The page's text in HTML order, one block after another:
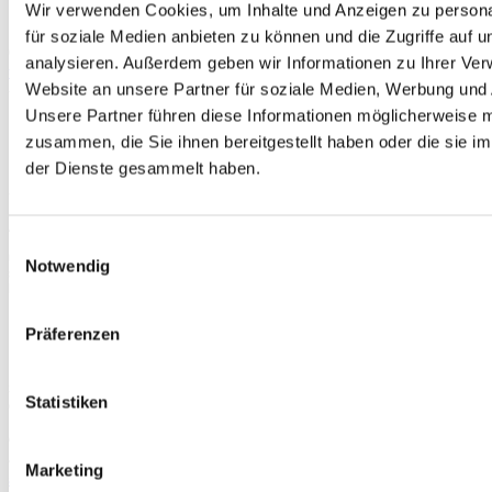
Wir verwenden Cookies, um Inhalte und Anzeigen zu
für soziale Medien anbieten zu können und die Zugriffe auf
analysieren. Außerdem geben wir Informationen zu Ihrer
Website an unsere Partner für soziale Medien, Werbung
Unsere Partner führen diese Informationen möglicherweise
zusammen, die Sie ihnen bereitgestellt haben oder die sie
der Dienste gesammelt haben.
Notwendig
Präferenzen
Statistiken
Marketing
Maria-Theresien-Straße 3 | 4.1
6020 Innsbruck
thomas@hotelbegleiter.at
+43 664 99 80 92 62
unternehmerische Zusammenhänge und entwickelt daraus Maßnahmen, die
sichtbar wirken. Und wenn eine gute Idee im Raum steht, lässt er meist nicht
OBERÖSTERREICH
4810 Gmunden
adrian@hotelbegleiter.at